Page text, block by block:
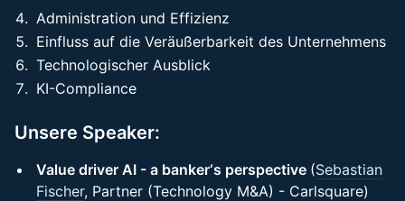
Administration und Effizienz
Einfluss auf die Veräußerbarkeit des Unternehmens
Technologischer Ausblick
KI-Compliance
Unsere Speaker:
Value driver AI - a banker‘s perspective (Sebastian
Fischer, Partner (Technology M&A) - Carlsquare)